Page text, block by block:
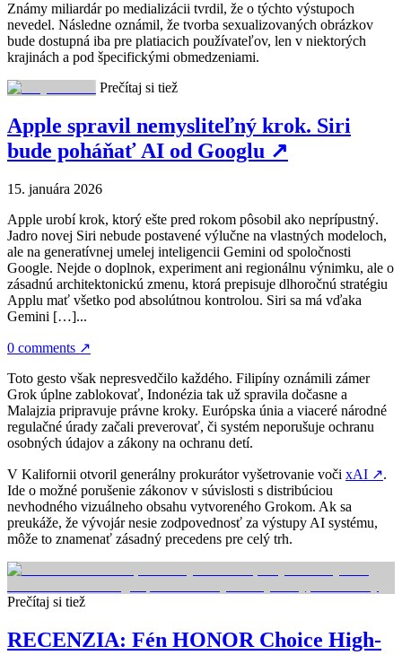
Známy miliardár po medializácii tvrdil, že o týchto výstupoch
nevedel. Následne oznámil, že tvorba sexualizovaných obrázkov
bude dostupná iba pre platiacich používateľov, len v niektorých
krajinách a pod špecifickými obmedzeniami.
Prečítaj si tiež
Apple spravil nemysliteľný krok. Siri
bude poháňať AI od Googlu ↗
15. januára 2026
Apple urobí krok, ktorý ešte pred rokom pôsobil ako neprípustný.
Jadro novej Siri nebude postavené výlučne na vlastných modeloch,
ale na generatívnej umelej inteligencii Gemini od spoločnosti
Google. Nejde o doplnok, experiment ani regionálnu výnimku, ale o
zásadnú architektonickú zmenu, ktorá prepisuje dlhoročnú stratégiu
Applu mať všetko pod absolútnou kontrolou. Siri sa má vďaka
Gemini […]...
0 comments ↗
Toto gesto však nepresvedčilo každého. Filipíny oznámili zámer
Grok úplne zablokovať, Indonézia tak už spravila dočasne a
Malajzia pripravuje právne kroky. Európska únia a viaceré národné
regulačné úrady začali preverovať, či systém neporušuje ochranu
osobných údajov a zákony na ochranu detí.
V Kalifornii otvoril generálny prokurátor vyšetrovanie voči xAI ↗.
Ide o možné porušenie zákonov v súvislosti s distribúciou
nevhodného vizuálneho obsahu vytvoreného Grokom. Ak sa
preukáže, že vývojár nesie zodpovednosť za výstupy AI systému,
môže to znamenať zásadný precedens pre celý trh.
Prečítaj si tiež
RECENZIA: Fén HONOR Choice High-